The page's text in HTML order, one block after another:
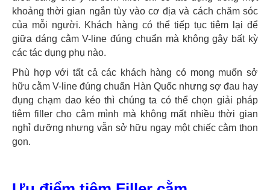
khoảng thời gian ngắn tùy vào cơ địa và cách chăm sóc
của mỗi người. Khách hàng có thể tiếp tục tiêm lại để
giữa dáng cằm V-line đúng chuẩn mà không gây bất kỳ
các tác dụng phụ nào.
Phù hợp với tất cả các khách hàng có mong muốn sở
hữu cằm V-line đúng chuẩn Hàn Quốc nhưng sợ đau hay
đụng chạm dao kéo thì chúng ta có thể chọn giải pháp
tiêm filler cho cằm mình mà không mất nhiều thời gian
nghỉ dưỡng nhưng vẫn sở hữu ngay một chiếc cằm thon
gọn.